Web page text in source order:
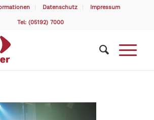
Datenschutz Impressum
Tel: (05192) 7000